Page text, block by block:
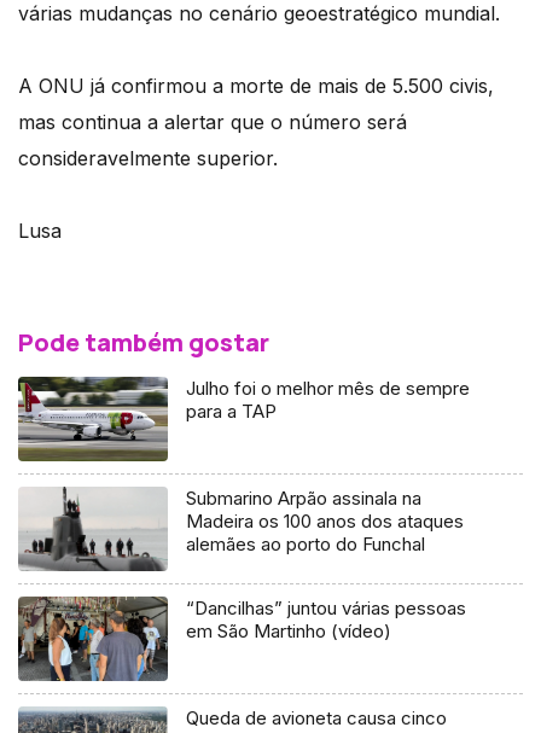
várias mudanças no cenário geoestratégico mundial.
A ONU já confirmou a morte de mais de 5.500 civis,
mas continua a alertar que o número será
consideravelmente superior.
Lusa
Pode também gostar
Julho foi o melhor mês de sempre
para a TAP
Submarino Arpão assinala na
Madeira os 100 anos dos ataques
alemães ao porto do Funchal
“Dancilhas” juntou várias pessoas
em São Martinho (vídeo)
Queda de avioneta causa cinco